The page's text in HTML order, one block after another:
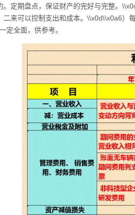
。定期盘点，保证财产的完好与完整。
二来可以控制支出和成本。\\x0d\\x0a6）
定全面，供参考。